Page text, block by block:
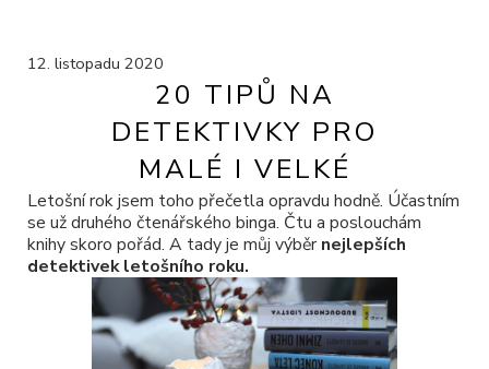
12. listopadu 2020
20 TIPŮ NA
DETEKTIVKY PRO
MALÉ I VELKÉ
Letošní rok jsem toho přečetla opravdu hodně. Účastním
se už druhého čtenářského binga. Čtu a poslouchám
knihy skoro pořád. A tady je můj výběr nejlepších
detektivek letošního roku.